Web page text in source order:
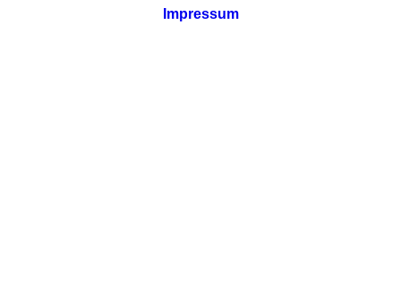
Impressum